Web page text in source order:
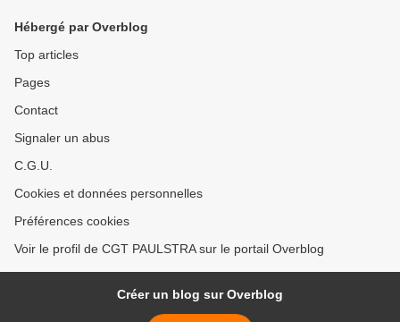
Hébergé par Overblog
Top articles
Pages
Contact
Signaler un abus
C.G.U.
Cookies et données personnelles
Préférences cookies
Voir le profil de CGT PAULSTRA sur le portail Overblog
Créer un blog sur Overblog